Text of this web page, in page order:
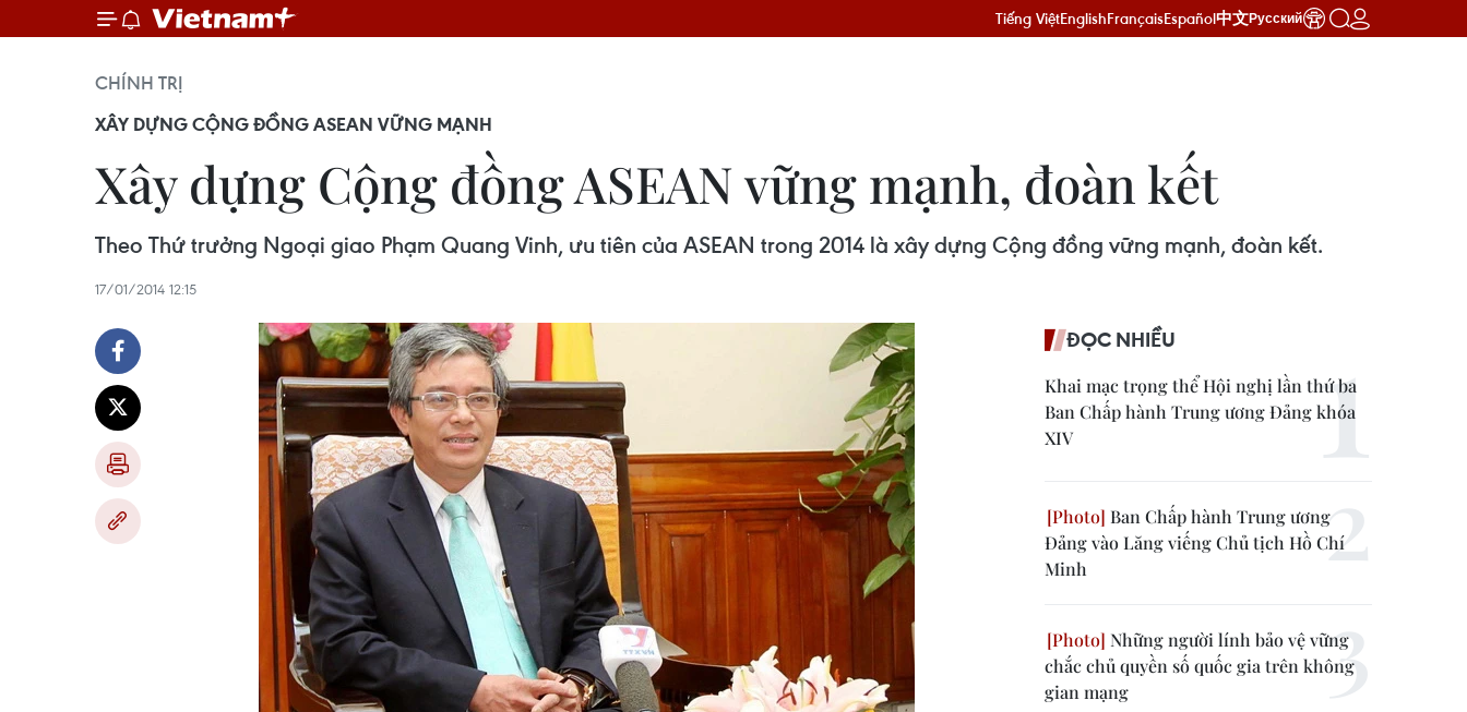
Tiếng ViệtEnglishFrançaisEspañol中文Русский
CHÍNH TRỊ
XÂY DỰNG CỘNG ĐỒNG ASEAN VỮNG MẠNH
Xây dựng Cộng đồng ASEAN vững mạnh, đoàn kết
Theo Thứ trưởng Ngoại giao Phạm Quang Vinh, ưu tiên của ASEAN trong 2014 là xây dựng Cộng đồng vững mạnh, đoàn kết.
17/01/2014 12:15
ĐỌC NHIỀU
Khai mạc trọng thể Hội nghị lần thứ ba
Ban Chấp hành Trung ương Đảng khóa
XIV
Ban Chấp hành Trung ương
Đảng vào Lăng viếng Chủ tịch Hồ Chí
Minh
Những người lính bảo vệ vững
chắc chủ quyền số quốc gia trên không
gian mạng